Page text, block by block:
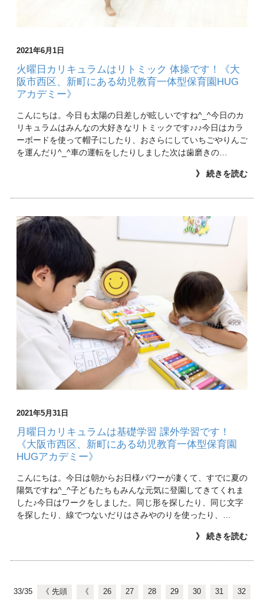
2021年6月1日
火曜日カリキュラムはリトミック 体操です！《大
阪市西区、新町にある幼児教育一体型保育園HUG
アカデミー》
こんにちは。今日も太陽の日差しが眩しいですね^_^今日のカ
リキュラムはみんなの大好きなリトミックです♪♪♪今日はカラ
ーボードを使って帽子にしたり、おさらにしていちごやりんご
を運んだり^_^車の運転をしたりしました次は歯磨きの…
》 続きを読む
2021年5月31日
月曜日カリキュラムは基礎学習 課外学習です！
《大阪市西区、新町にある幼児教育一体型保育園
HUGアカデミー》
こんにちは。今日は朝からお日様パワーが凄くて、すでに夏の
陽気ですね^_^子どもたちもみんな元気に登園してきてくれま
した♪今日はワークをしました。同じ形を探したり、同じ文字
を探したり、線でつないだりはさみやのりを使ったり、…
》 続きを読む
33/35 《 先頭 《 26 27 28 29 30 31 32